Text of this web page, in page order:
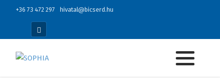
+36 73 472 297 hivatal@bicserd.hu